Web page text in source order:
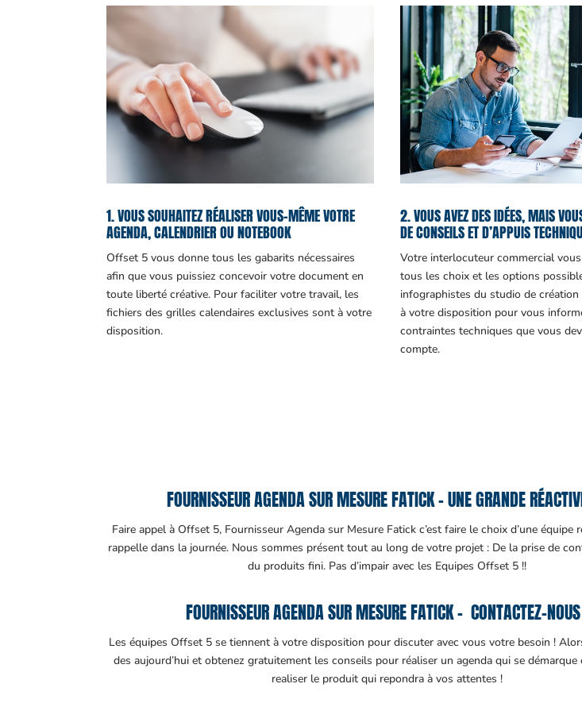
1. VOUS SOUHAITEZ RÉALISER VOUS-MÊME VOTRE
AGENDA, CALENDRIER OU NOTEBOOK
Offset 5 vous donne tous les gabarits nécessaires
afin que vous puissiez concevoir votre document en
toute liberté créative. Pour faciliter votre travail, les
fichiers des grilles calendaires exclusives sont à votre
disposition.
2. VOUS AVEZ DES IDÉES, MAIS
DE CONSEILS ET D’APPUIS
Votre interlocuteur commercial
tous les choix et les options
infographistes du studio de
à votre disposition pour vous
contraintes techniques que vous
compte.
FOURNISSEUR AGENDA SUR MESURE FATICK – UNE GRANDE
Faire appel à Offset 5, Fournisseur Agenda sur Mesure Fatick c’est faire le choix d’une équipe
rappelle dans la journée. Nous sommes présent tout au long de votre projet : De la prise de
du produits fini. Pas d’impair avec les Equipes Offset 5 !!
FOURNISSEUR AGENDA SUR MESURE FATICK – CONTACTEZ-
Les équipes Offset 5 se tiennent à votre disposition pour discuter avec vous votre besoin !
des aujourd’hui et obtenez gratuitement les conseils pour réaliser un agenda qui se
realiser le produit qui repondra à vos attentes !